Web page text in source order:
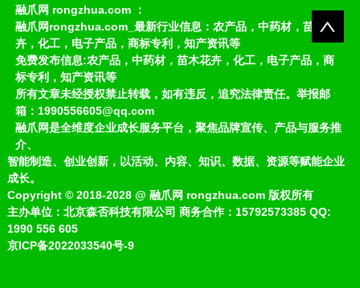
融爪网 rongzhua.com ：
融爪网rongzhua.com_最新行业信息：农产品，中药材，苗木花
卉，化工，电子产品，商标专利，知产资讯等
免费发布信息:农产品，中药材，苗木花卉，化工，电子产品，商
标专利，知产资讯等
所有文章未经授权禁止转载，如有违反，追究法律责任。举报邮
箱：1990556605@qq.com
融爪网是全维度企业成长服务平台，聚焦品牌宣传、产品与服务推
介、
智能制造、创业创新，以活动、内容、知识、数据、资源等赋能企业
成长。
Copyright ©2018-2028 @ 融爪网 rongzhua.com 版权所有
主办单位：北京森否科技有限公司 商务合作：15792573385 QQ:
1990 556 605
京ICP备2022033540号-9